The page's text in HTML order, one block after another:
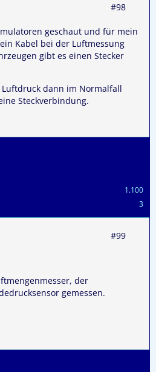
#98
geschaut und für mein
Kabel bei der Luftmessung
gibt es einen Stecker
Luftdruck dann im Normalfall
Steckverbindung.
1.100
3
#99
der
gemessen.